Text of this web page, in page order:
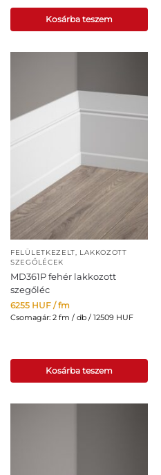
Kosárba teszem
FELÜLETKEZELT, LAKKOZOTT
SZEGŐLÉCEK
MD361P fehér lakkozott
szegőléc
6255 HUF / fm
Csomagár: 2 fm / db / 12509 HUF
Kosárba teszem